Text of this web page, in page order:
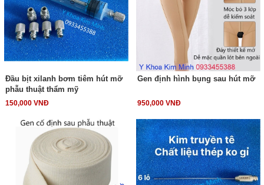
Đầu bịt xilanh bơm tiêm hút mỡ
phẫu thuật thẩm mỹ
150,000 VNĐ
Gen định hình bụng sau hút mỡ
950,000 VNĐ